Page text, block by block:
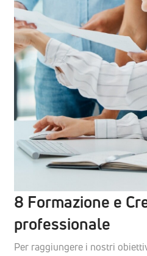
8 Formazione e
professionale
Per raggiungere i nostri